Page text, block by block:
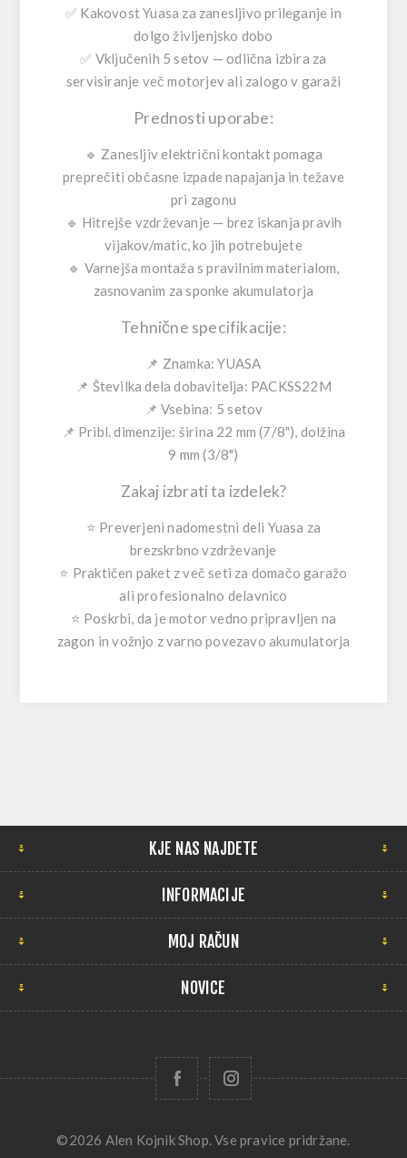
✅ Kakovost Yuasa za zanesljivo prileganje in
dolgo življenjsko dobo
✅ Vključenih 5 setov — odlična izbira za
servisiranje več motorjev ali zalogo v garaži
Prednosti uporabe:
🔹 Zanesljiv električni kontaktpomaga
preprečiti občasne izpade napajanja in težave
pri zagonu
🔹 Hitrejše vzdrževanje — brez iskanja pravih
vijakov/matic, ko jih potrebujete
🔹 Varnejša montaža s pravilnim materialom,
zasnovanim za sponke akumulatorja
Tehnične specifikacije:
📌 Znamka: YUASA
📌 Številka dela dobavitelja: PACKSS22M
📌Vsebina: 5 setov
📌 Pribl. dimenzije: širina 22 mm (7/8"), dolžina
9 mm (3/8")
Zakaj izbrati ta izdelek?
⭐ Preverjeni nadomestni deli Yuasa za
brezskrbno vzdrževanje
⭐ Praktičen paket z več seti za domačo garažo
ali profesionalno delavnico
⭐ Poskrbi, da je motor vedno pripravljen na
zagon in vožnjo z varno povezavo akumulatorja
KJE NAS NAJDETE
INFORMACIJE
MOJ RAČUN
NOVICE
©2026 Alen Kojnik Shop. Vse pravice pridržane.